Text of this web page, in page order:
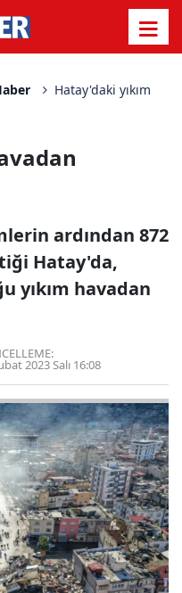
Hatay'daki yıkım
ardından 872
Hatay'da,
yıkım havadan
2023 Salı 16:08